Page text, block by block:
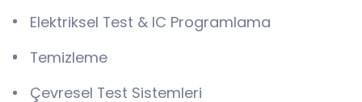
Elektriksel Test & IC Programlama
Temizleme
Çevresel Test Sistemleri